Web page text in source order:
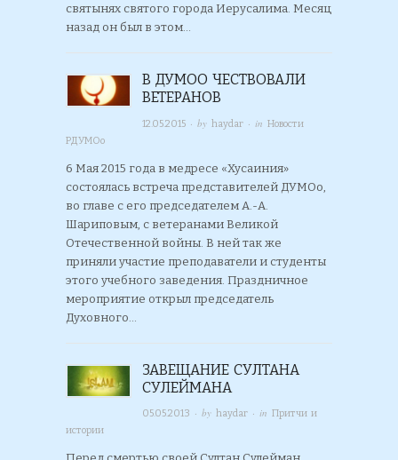
святынях святого города Иерусалима. Месяц
назад он был в этом…
В ДУМОО ЧЕСТВОВАЛИ
ВЕТЕРАНОВ
12.05.2015 · byhaydar · inНовости
РДУМОо
6 Мая 2015 года в медресе «Хусаиния»
состоялась встреча представителей ДУМОо,
во главе с его председателем А.-А.
Шариповым, с ветеранами Великой
Отечественной войны. В ней так же
приняли участие преподаватели и студенты
этого учебного заведения. Праздничное
мероприятие открыл председатель
Духовного…
ЗАВЕЩАНИЕ СУЛТАНА
СУЛЕЙМАНА
05.05.2013 · byhaydar · inПритчи и
истории